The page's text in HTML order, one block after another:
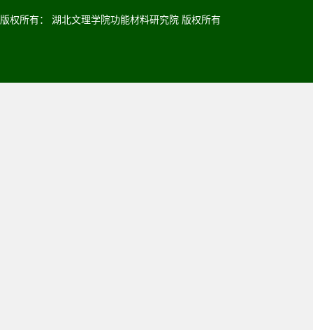
版权所有： 湖北文理学院功能材料研究院 版权所有